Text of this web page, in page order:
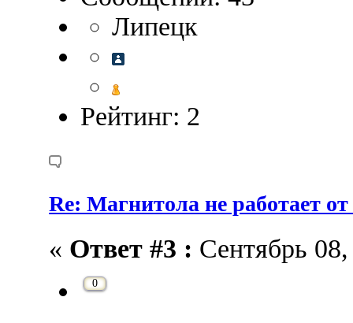
Липецк
Рейтинг: 2
Re: Магнитола не работает
« Ответ #3 : Сентябрь
0